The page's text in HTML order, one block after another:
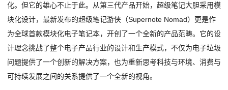
化。但它的雄心不止于此。从第三代产品开始，超级笔记大胆采用模
块化设计，最新发布的超级笔记游侠（Supernote Nomad）更是作
为全球首款模块化电子笔记本，开创了一个全新的产品范畴。它的设
计理念挑战了整个电子产品行业的设计和生产模式，不仅为电子垃圾
问题提供了一个创新的解决方案，也为重新思考科技与环境、消费与
可持续发展之间的关系提供了一个全新的视角。